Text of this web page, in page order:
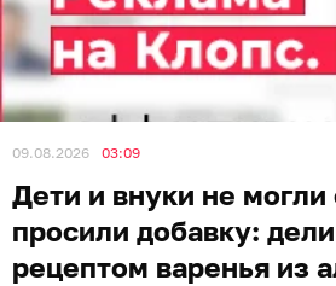
09.08.2026 03:09
Дети и внуки не могли
просили добавку:
рецептом варенья из